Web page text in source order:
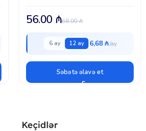
68.00₼
56.00 ₼
6 ay 12 ay 6,68 ₼
Səbətə əlavə et
Keçidlər